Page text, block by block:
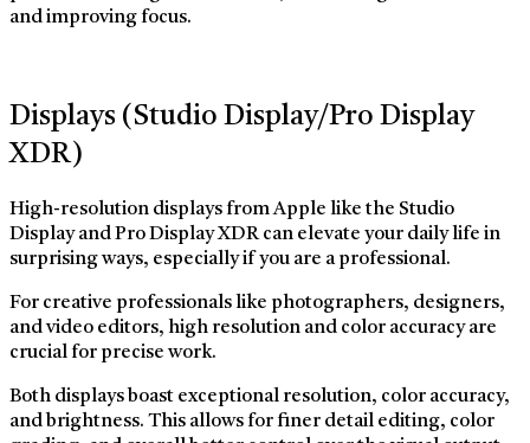
and improving focus.
Displays (Studio Display/Pro Display
XDR)
High-resolution displays from Apple like the Studio
Display and Pro Display XDR can elevate your daily life in
surprising ways, especially if you are a professional.
For creative professionals like photographers, designers,
and video editors, high resolution and color accuracy are
crucial for precise work.
Both displays boast exceptional resolution, color accuracy,
and brightness. This allows for finer detail editing, color